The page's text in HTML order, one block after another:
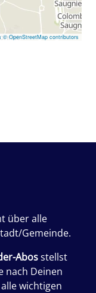
© OpenStreetMap contributors
über alle
Gemeinde.
Abosstellst
nach Deinen
wichtigen